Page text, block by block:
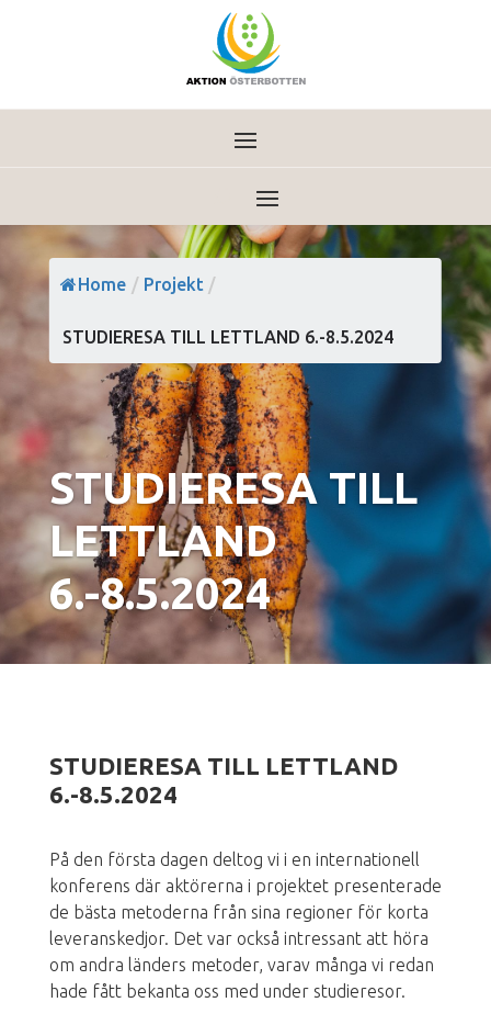
Home / Projekt /
STUDIERESA TILL LETTLAND 6.-8.5.2024
STUDIERESA TILL
LETTLAND
6.-8.5.2024
STUDIERESA TILL LETTLAND
6.-8.5.2024
På den första dagen deltog vi i en internationell
konferens där aktörerna i projektet presenterade
de bästa metoderna från sina regioner för korta
leveranskedjor. Det var också intressant att höra
om andra länders metoder, varav många vi redan
hade fått bekanta oss med under studieresor.